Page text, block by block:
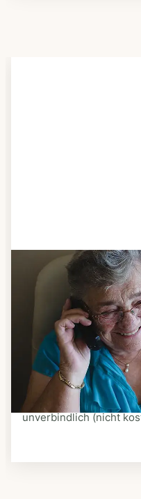
Schritt 3
Bestellen & liefern
Suchen Sie sich aus
aus, was Ihnen
schriftlich oder im
Ein Kurier liefert Ihnen
vereinbarten Zeitpunkt
Anbietern können Sie
unverbindlich (nicht